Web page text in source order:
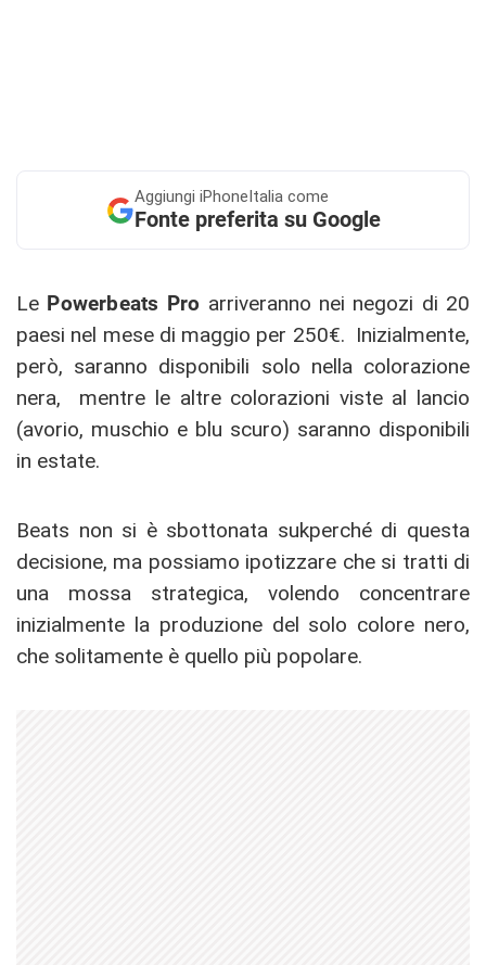
Aggiungi iPhoneItalia come
Fonte preferita su Google
Le Powerbeats Pro arriveranno nei negozi di 20
paesi nel mese di maggio per 250€. Inizialmente,
però, saranno disponibili solo nella colorazione
nera, mentre le altre colorazioni viste al lancio
(avorio, muschio e blu scuro) saranno disponibili
in estate.
Beats non si è sbottonata sukperché di questa
decisione, ma possiamo ipotizzare che si tratti di
una mossa strategica, volendo concentrare
inizialmente la produzione del solo colore nero,
che solitamente è quello più popolare.